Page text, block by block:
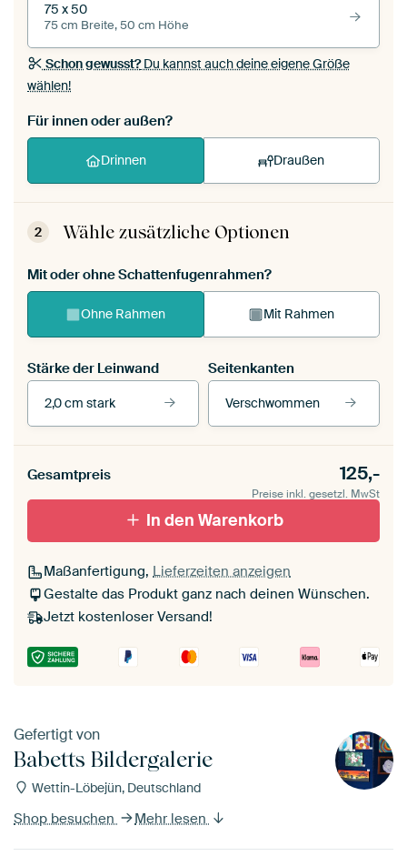
75 x 50
75 cm Breite, 50 cm Höhe
Schon gewusst?Du kannst auch deine eigene Größe
wählen!
Für innen oder außen?
Drinnen Draußen
2 Wähle zusätzliche Optionen
Mit oder ohne Schattenfugenrahmen?
Ohne Rahmen Mit Rahmen
Stärke der Leinwand
2,0 cm stark
Seitenkanten
Verschwommen
Mit Schattenfugenrahmen,
schwarz
Mit Schattenfugenrahmen,
weiß
Leinwand für
Seitenkanten
Gesamtpreis 125,-
Preise inkl. gesetzl. MwSt
In den Warenkorb
Maßanfertigung, Lieferzeiten anzeigen
Gestalte das Produkt ganz nach deinen Wünschen.
Jetzt kostenloser Versand!
Gefertigt von
Babetts Bildergalerie
Wettin-Löbejün, Deutschland
Shop besuchen Mehr lesen